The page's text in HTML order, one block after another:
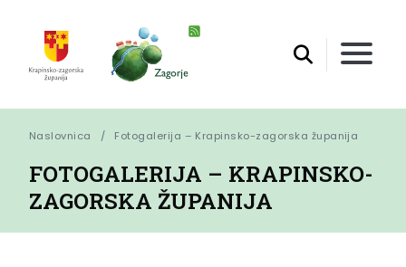
Naslovnica Fotogalerija – Krapinsko-zagorska županija
FOTOGALERIJA – KRAPINSKO-
ZAGORSKA ŽUPANIJA